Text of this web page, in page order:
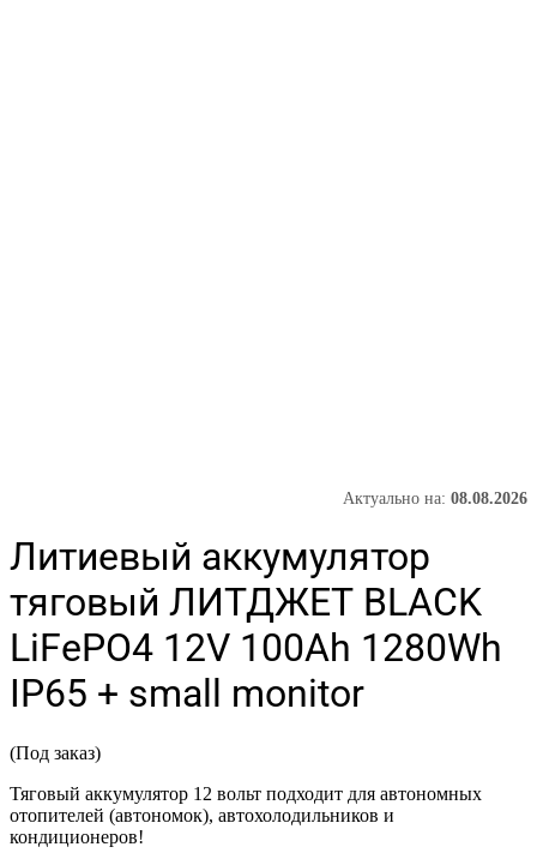
Актуально на: 08.08.2026
Литиевый аккумулятор
тяговый ЛИТДЖЕТ BLACK
LiFePO4 12V 100Ah 1280Wh
IP65 + small monitor
(Под заказ)
Тяговый аккумулятор 12 вольт подходит для автономных
отопителей (автономок), автохолодильников и
кондиционеров!